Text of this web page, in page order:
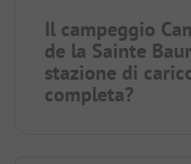
Il campeggio
de la Sainte
stazione di
completa?